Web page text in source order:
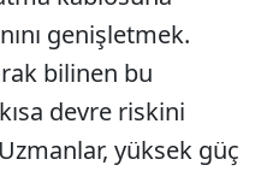
genişletmek.
bilinen bu
devre riskini
yüksek güç